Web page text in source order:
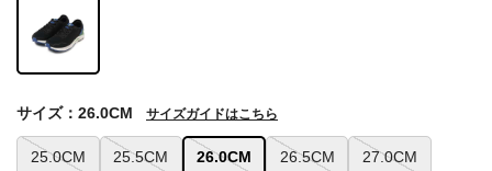
25.0CM 25.5CM 26.0CM 26.5CM 27.0CM
サイズ：26.0CM サイズガイドはこちら